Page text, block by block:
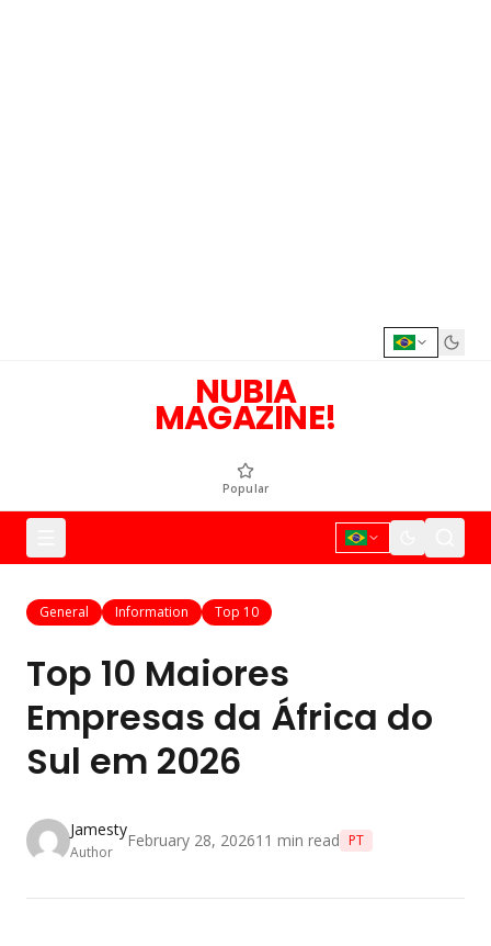
NUBIA
MAGAZINE!
Popular
General Information Top 10
Top 10 Maiores
Empresas da África do
Sul em 2026
Jamesty
Author
February 28, 202611 min read PT